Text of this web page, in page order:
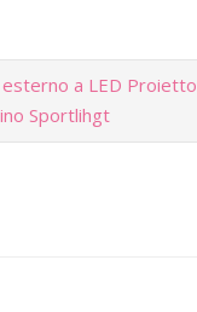
a LED
Sportlihgt